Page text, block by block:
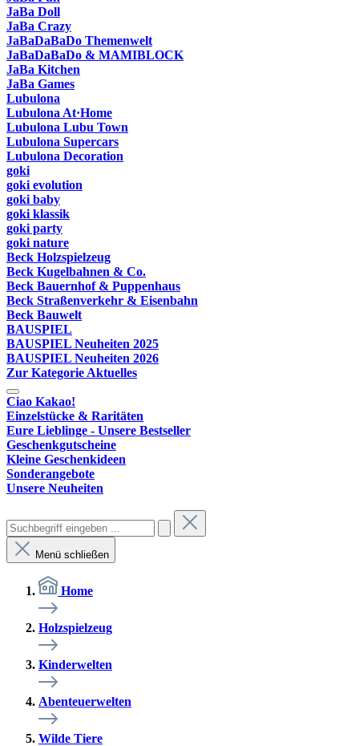
JaBa Doll
JaBa Crazy
JaBaDaBaDo Themenwelt
JaBaDaBaDo & MAMIBLOCK
JaBa Kitchen
JaBa Games
Lubulona
Lubulona At·Home
Lubulona Lubu Town
Lubulona Supercars
Lubulona Decoration
goki
goki evolution
goki baby
goki klassik
goki party
goki nature
Beck Holzspielzeug
Beck Kugelbahnen & Co.
Beck Bauernhof & Puppenhaus
Beck Straßenverkehr & Eisenbahn
Beck Bauwelt
BAUSPIEL
BAUSPIEL Neuheiten 2025
BAUSPIEL Neuheiten 2026
Zur Kategorie Aktuelles
Ciao Kakao!
Einzelstücke & Raritäten
Eure Lieblinge - Unsere Bestseller
Geschenkgutscheine
Kleine Geschenkideen
Sonderangebote
Unsere Neuheiten
Menü schließen
Home
Holzspielzeug
Kinderwelten
Abenteuerwelten
Wilde Tiere